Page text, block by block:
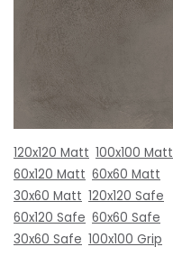
120x120 Matt 100x100 Matt
60x120 Matt 60x60 Matt
30x60 Matt 120x120 Safe
60x120 Safe 60x60 Safe
30x60 Safe 100x100 Grip